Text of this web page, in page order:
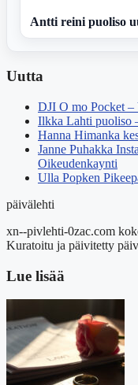
Antti reini puoliso
Uutta
DJI O mo Pocket
Ilkka Lahti puoliso
Hanna Himanka
Janne Puhakka
Oikeudenkaynti
Ulla Popken
päivälehti
xn--pivlehti-0zac.com
Kuratoitu ja päivitetty
Lue lisää